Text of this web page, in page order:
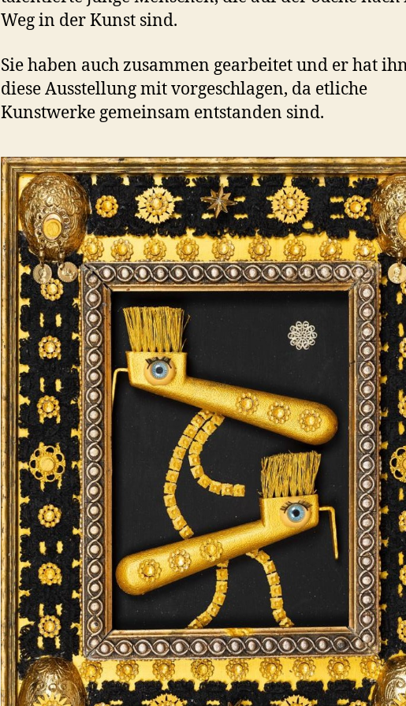
Weg in der Kunst sind.
Sie haben auch zusammen gearbeitet und er hat
diese Ausstellung mit vorgeschlagen, da etliche
Kunstwerke gemeinsam entstanden sind.